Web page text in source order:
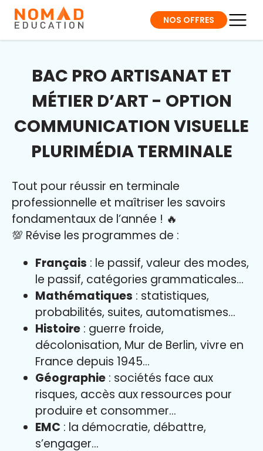
NOS OFFRES
BAC PRO ARTISANAT ET
MÉTIER D’ART - OPTION
COMMUNICATION VISUELLE
PLURIMÉDIA TERMINALE
Tout pour réussir en terminale
professionnelle et maîtriser les savoirs
fondamentaux de l’année ! 🔥
💯 Révise les programmes de :
Français : le passif, valeur des modes,
le passif, catégories grammaticales…
Mathématiques : statistiques,
probabilités, suites, automatismes…
Histoire : guerre froide,
décolonisation, Mur de Berlin, vivre en
France depuis 1945…
Géographie : sociétés face aux
risques, accès aux ressources pour
produire et consommer…
EMC : la démocratie, débattre,
s’engager…